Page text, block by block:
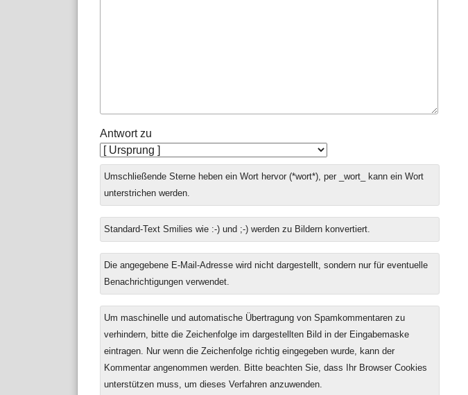
Antwort zu
Umschließende Sterne heben ein Wort hervor (*wort*), per _wort_ kann ein Wort
unterstrichen werden.
Standard-Text Smilies wie :-) und ;-) werden zu Bildern konvertiert.
Die angegebene E-Mail-Adresse wird nicht dargestellt, sondern nur für eventuelle
Benachrichtigungen verwendet.
Um maschinelle und automatische Übertragung von Spamkommentaren zu
verhindern, bitte die Zeichenfolge im dargestellten Bild in der Eingabemaske
eintragen. Nur wenn die Zeichenfolge richtig eingegeben wurde, kann der
Kommentar angenommen werden. Bitte beachten Sie, dass Ihr Browser Cookies
unterstützen muss, um dieses Verfahren anzuwenden.